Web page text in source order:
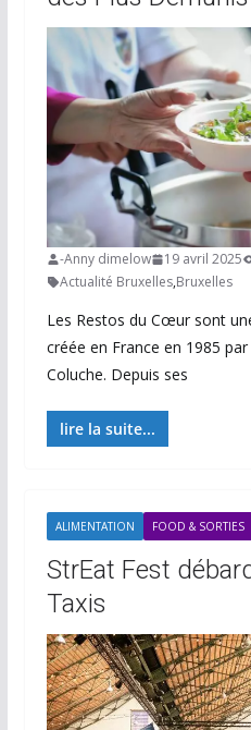
-Anny dimelow 19 avril 2025
Actualité Bruxelles,Bruxelles
Les Restos du Cœur sont
créée en France en 1985
Coluche. Depuis ses
lire la suite...
ALIMENTATION FOOD & SORTIES
StrEat Fest
Taxis